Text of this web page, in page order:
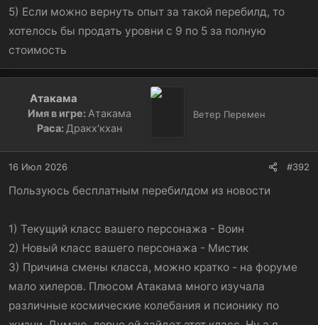
5) Если можно вернуть опыт за такой перебилд, то
хотелось бы продать уровни с 9 по 5 за полную
стоимость
Атакама
Имя в игре:Атакама
Раса:Дракх'кхан
Ветер Перемен
16 Июл 2026 #392
Пользуюсь бесплатным перебилдом из новости
1) Текущий класс вашего персонажа - Воин
2) Новый класс вашего персонажа - Мистик
3) Причина смены класса, можно кратко - на форуме
мало хилеров. Плюсом Атакама много изучала
различные космические колебания и псионику по